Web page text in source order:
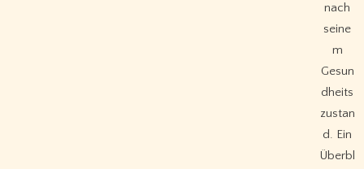
nach
seine
m
Gesun
dheits
zustan
d. Ein
Überbl